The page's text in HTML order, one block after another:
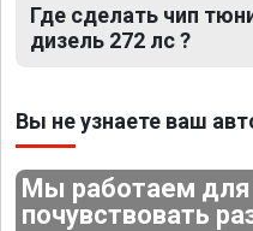
Где сделать чип
дизель 272 лс ?
Вы не узнаете ваш
Мы работаем
почувствовать